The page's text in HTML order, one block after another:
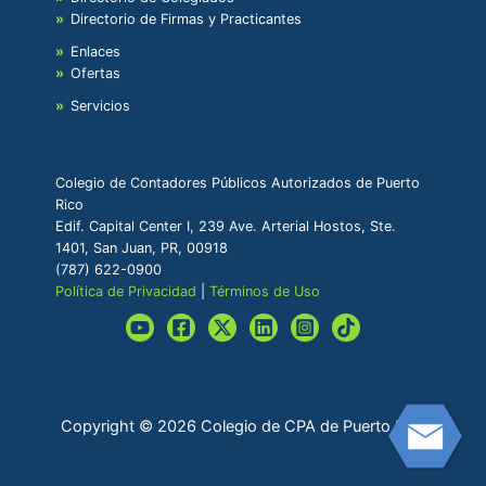
Directorio de Firmas y Practicantes
Enlaces
Ofertas
Servicios
Colegio de Contadores Públicos Autorizados de Puerto
Rico
Edif. Capital Center I, 239 Ave. Arterial Hostos, Ste.
1401, San Juan, PR, 00918
(787) 622-0900
Política de Privacidad |Términos de Uso
Copyright © 2026 Colegio de CPA de Puerto Rico